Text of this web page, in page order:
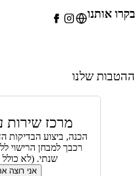
אותנו
שלנו
מרכז שירות
הכנה, ביצוע הבדיקות
רכבך למבחן הרישוי ללא
שנתי. (לא כולל
אני רוצה את